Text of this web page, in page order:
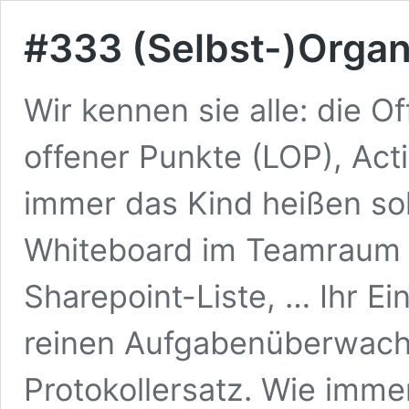
#333 (Selbst-
Wir kennen sie alle: die
offener Punkte (LOP),
immer das Kind heißen
Whiteboard im
Sharepoint-Liste, … Ihr
reinen
Protokollersatz. Wie